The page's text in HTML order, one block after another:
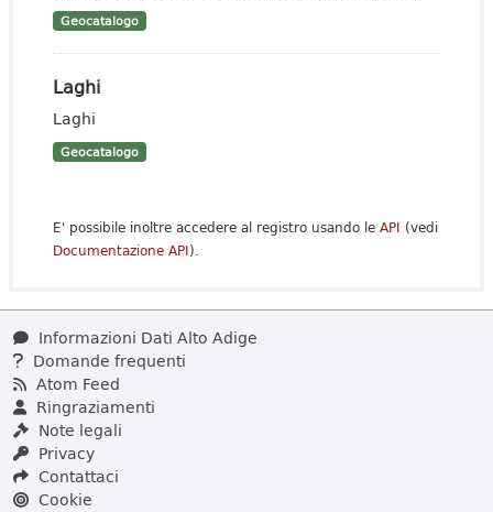
Geocatalogo
Laghi
Laghi
Geocatalogo
E' possibile inoltre accedere al registro usando le API (vedi
Documentazione API).
Informazioni Dati Alto Adige
Domande frequenti
Atom Feed
Ringraziamenti
Note legali
Privacy
Contattaci
Cookie